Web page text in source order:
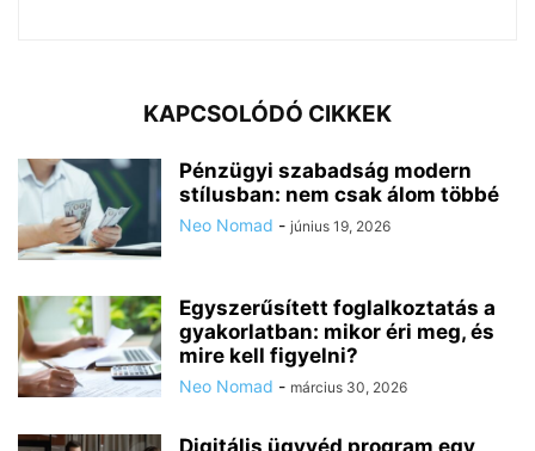
KAPCSOLÓDÓ CIKKEK
Pénzügyi szabadság modern
stílusban: nem csak álom többé
Neo Nomad - június 19, 2026
Egyszerűsített foglalkoztatás a
gyakorlatban: mikor éri meg, és
mire kell figyelni?
Neo Nomad - március 30, 2026
Digitális ügyvéd program egy